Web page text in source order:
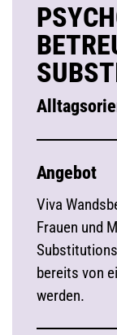
Angebot
Viva
Frauen und
bereits von
werden.